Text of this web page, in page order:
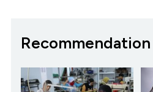
Recommendation